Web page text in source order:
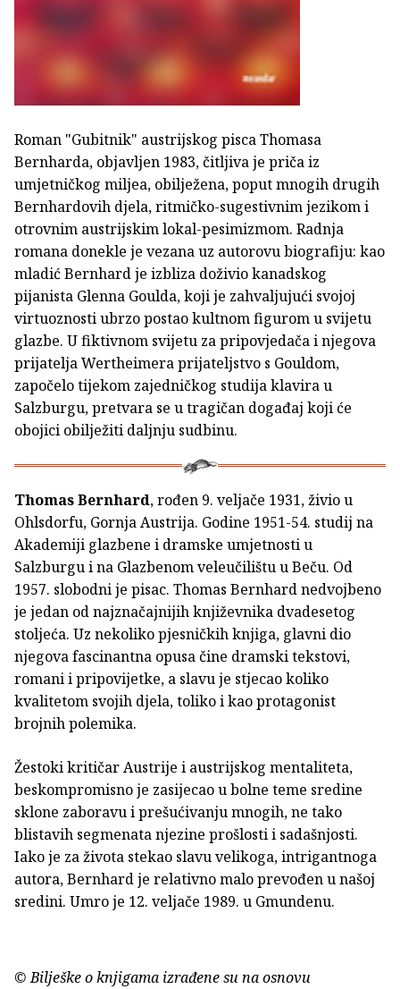
Roman "Gubitnik" austrijskog pisca Thomasa
Bernharda, objavljen 1983, čitljiva je priča iz
umjetničkog miljea, obilježena, poput mnogih drugih
Bernhardovih djela, ritmičko-sugestivnim jezikom i
otrovnim austrijskim lokal-pesimizmom. Radnja
romana donekle je vezana uz autorovu biografiju: kao
mladić Bernhard je izbliza doživio kanadskog
pijanista Glenna Goulda, koji je zahvaljujući svojoj
virtuoznosti ubrzo postao kultnom figurom u svijetu
glazbe. U fiktivnom svijetu za pripovjedača i njegova
prijatelja Wertheimera prijateljstvo s Gouldom,
započelo tijekom zajedničkog studija klavira u
Salzburgu, pretvara se u tragičan događaj koji će
obojici obilježiti daljnju sudbinu.
Thomas Bernhard, rođen 9. veljače 1931, živio u
Ohlsdorfu, Gornja Austrija. Godine 1951-54. studij na
Akademiji glazbene i dramske umjetnosti u
Salzburgu i na Glazbenom veleučilištu u Beču. Od
1957. slobodni je pisac. Thomas Bernhard nedvojbeno
je jedan od najznačajnijih književnika dvadesetog
stoljeća. Uz nekoliko pjesničkih knjiga, glavni dio
njegova fascinantna opusa čine dramski tekstovi,
romani i pripovijetke, a slavu je stjecao koliko
kvalitetom svojih djela, toliko i kao protagonist
brojnih polemika.
Žestoki kritičar Austrije i austrijskog mentaliteta,
beskompromisno je zasijecao u bolne teme sredine
sklone zaboravu i prešućivanju mnogih, ne tako
blistavih segmenata njezine prošlosti i sadašnjosti.
Iako je za života stekao slavu velikoga, intrigantnoga
autora, Bernhard je relativno malo prevođen u našoj
sredini. Umro je 12. veljače 1989. u Gmundenu.
© Bilješke o knjigama izrađene su na osnovu